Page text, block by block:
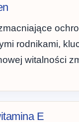
rodnikami,
witalności
E